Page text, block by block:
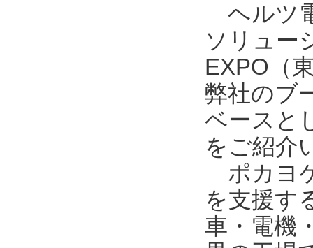
ヘルツ
ソリュー
EXPO（
弊社のブ
ベースと
をご紹介
ポカヨ
を支援す
車・電機